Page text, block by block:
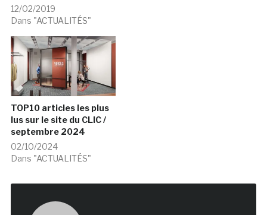
12/02/2019
Dans "ACTUALITÉS"
TOP10 articles les plus
lus sur le site du CLIC /
septembre 2024
02/10/2024
Dans "ACTUALITÉS"